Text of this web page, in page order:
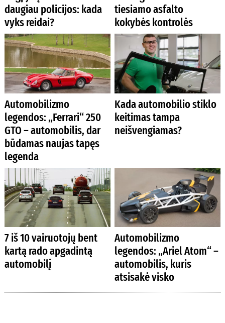
daugiau policijos: kada
vyks reidai?
tiesiamo asfalto
kokybės kontrolės
Automobilizmo
legendos: „Ferrari“ 250
GTO – automobilis, dar
būdamas naujas tapęs
legenda
Kada automobilio stiklo
keitimas tampa
neišvengiamas?
7 iš 10 vairuotojų bent
kartą rado apgadintą
automobilį
Automobilizmo
legendos: „Ariel Atom“ –
automobilis, kuris
atsisakė visko